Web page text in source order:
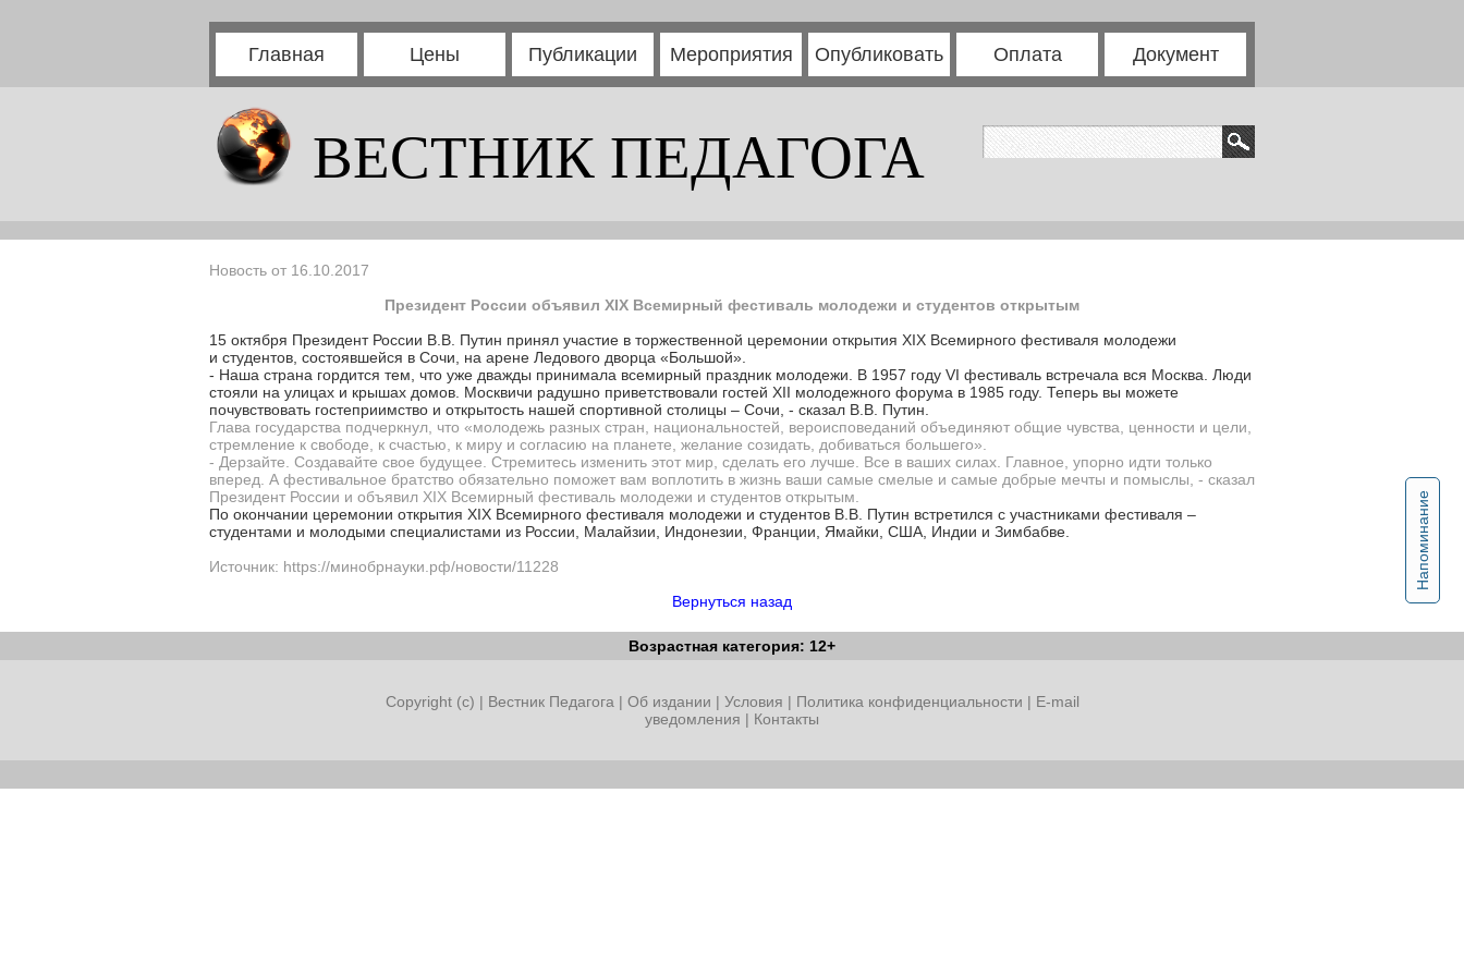
Главная Цены Публикации Мероприятия Опубликовать Оплата Документ
ВЕСТНИК ПЕДАГОГА
Напоминание
Новость от 16.10.2017
Президент России объявил XIX Всемирный фестиваль молодежи и студентов открытым
15 октября Президент России В.В. Путин принял участие в торжественной церемонии открытия XIX Всемирного фестиваля молодежи
и студентов, состоявшейся в Сочи, на арене Ледового дворца «Большой».
- Наша страна гордится тем, что уже дважды принимала всемирный праздник молодежи. В 1957 году VI фестиваль встречала вся Москва. Люди
стояли на улицах и крышах домов. Москвичи радушно приветствовали гостей XII молодежного форума в 1985 году. Теперь вы можете
почувствовать гостеприимство и открытость нашей спортивной столицы – Сочи, - сказал В.В. Путин.
Глава государства подчеркнул, что «молодежь разных стран, национальностей, вероисповеданий объединяют общие чувства, ценности и цели,
стремление к свободе, к счастью, к миру и согласию на планете, желание созидать, добиваться большего».
- Дерзайте. Создавайте свое будущее. Стремитесь изменить этот мир, сделать его лучше. Все в ваших силах. Главное, упорно идти только
вперед. А фестивальное братство обязательно поможет вам воплотить в жизнь ваши самые смелые и самые добрые мечты и помыслы, - сказал
Президент России и объявил XIX Всемирный фестиваль молодежи и студентов открытым.
По окончании церемонии открытия XIX Всемирного фестиваля молодежи и студентов В.В. Путин встретился с участниками фестиваля –
студентами и молодыми специалистами из России, Малайзии, Индонезии, Франции, Ямайки, США, Индии и Зимбабве.
Источник: https://минобрнауки.рф/новости/11228
Вернуться назад
Возрастная категория: 12+
Copyright (c) | Вестник Педагога | Об издании | Условия | Политика конфиденциальности | E-mail
уведомления | Контакты